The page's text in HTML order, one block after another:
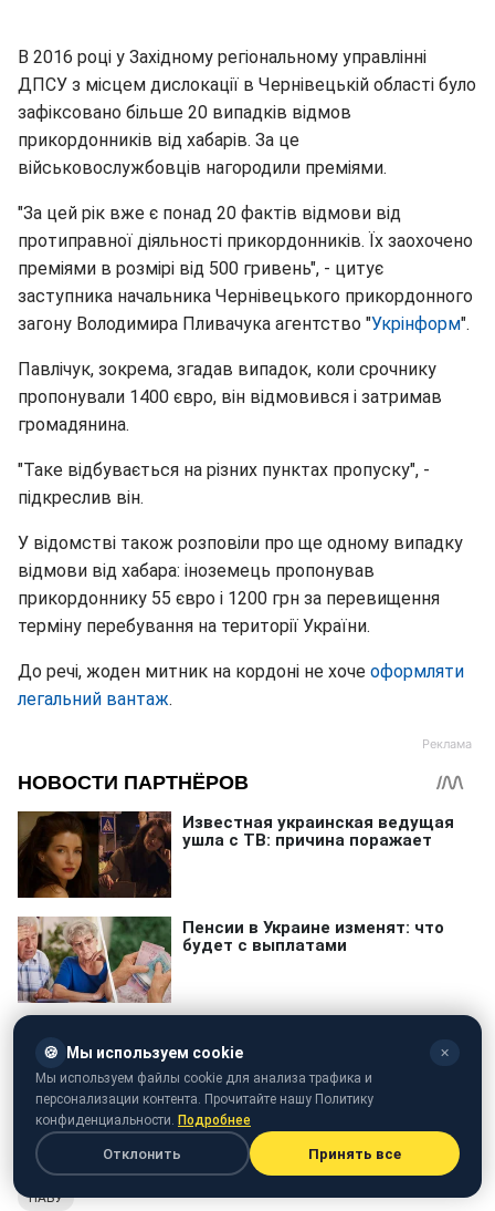
В 2016 році у Західному регіональному управлінні
ДПСУ з місцем дислокації в Чернівецькій області було
зафіксовано більше 20 випадків відмов
прикордонників від хабарів. За це
військовослужбовців нагородили преміями.
"За цей рік вже є понад 20 фактів відмови від
протиправної діяльності прикордонників. Їх заохочено
преміями в розмірі від 500 гривень", - цитує
заступника начальника Чернівецького прикордонного
загону Володимира Пливачука агентство "Укрінформ".
Павлічук, зокрема, згадав випадок, коли срочнику
пропонували 1400 євро, він відмовився і затримав
громадянина.
"Таке відбувається на різних пунктах пропуску", -
підкреслив він.
У відомстві також розповіли про ще одному випадку
відмови від хабара: іноземець пропонував
прикордоннику 55 євро і 1200 грн за перевищення
терміну перебування на території України.
До речі, жоден митник на кордоні не хоче оформляти
легальний вантаж.
НАБУ
🍪 Мы используем cookie ✕
Мы используем файлы cookie для анализа трафика и
персонализации контента. Прочитайте нашу Политику
конфиденциальности. Подробнее
Отклонить Принять все